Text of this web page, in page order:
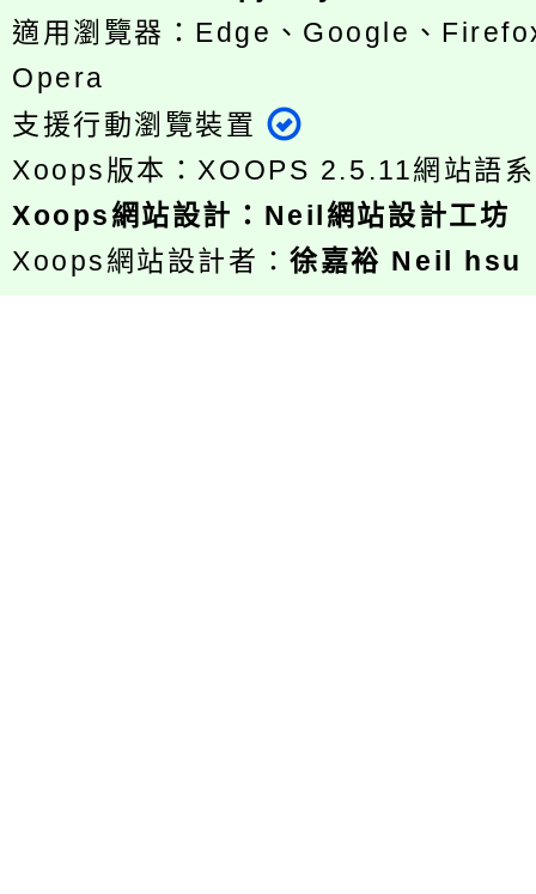
適用瀏覽器：Edge、Google、
Opera
支援行動瀏覽裝置
Xoops版本： XOOPS 2.5.11網站語
Xoops網站設計 ： Neil網站設計工坊
Xoops網站設計者：徐嘉裕 Neil hsu